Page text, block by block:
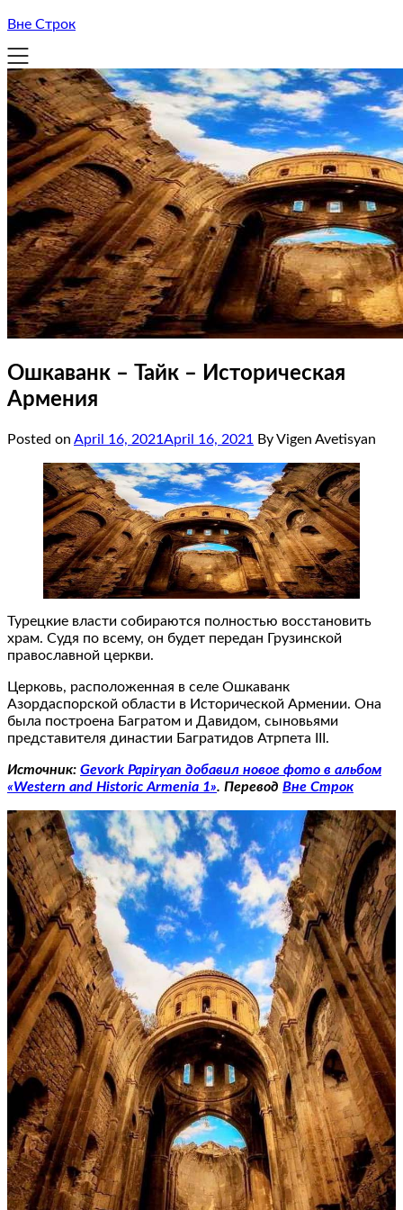
Вне Строк
Ошкаванк – Тайк – Историческая
Армения
Posted on April 16, 2021 April 16, 2021 By Vigen Avetisyan
Турецкие власти собираются полностью восстановить
храм. Судя по всему, он будет передан Грузинской
православной церкви.
Церковь, расположенная в селе Ошкаванк
Азордаспорской области в Исторической Армении. Она
была построена Багратом и Давидом, сыновьями
представителя династии Багратидов Атрпета III.
Источник: Gevork Papiryan добавил новое фото в альбом
«Western and Historic Armenia 1». Перевод Вне Строк